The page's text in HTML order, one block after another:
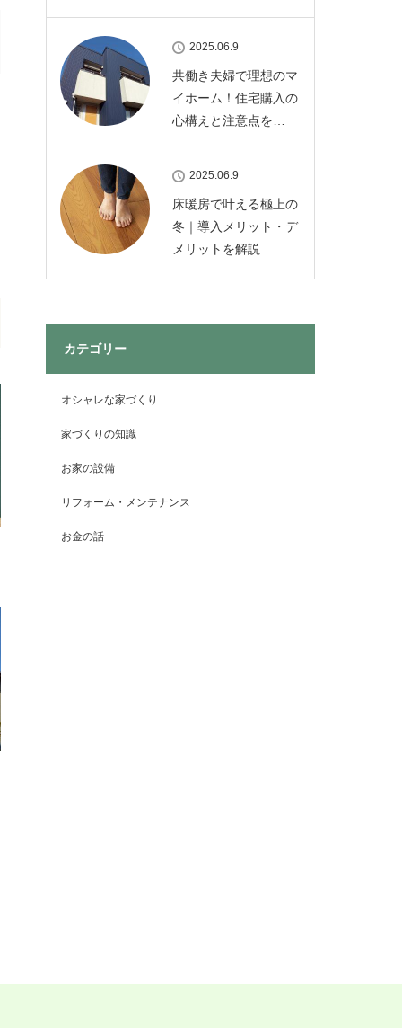
2025.06.9
共働き夫婦で理想のマ
イホーム！住宅購入の
心構えと注意点を…
2025.06.9
床暖房で叶える極上の
冬｜導入メリット・デ
メリットを解説
カテゴリー
オシャレな家づくり
家づくりの知識
お家の設備
リフォーム・メンテナンス
お金の話